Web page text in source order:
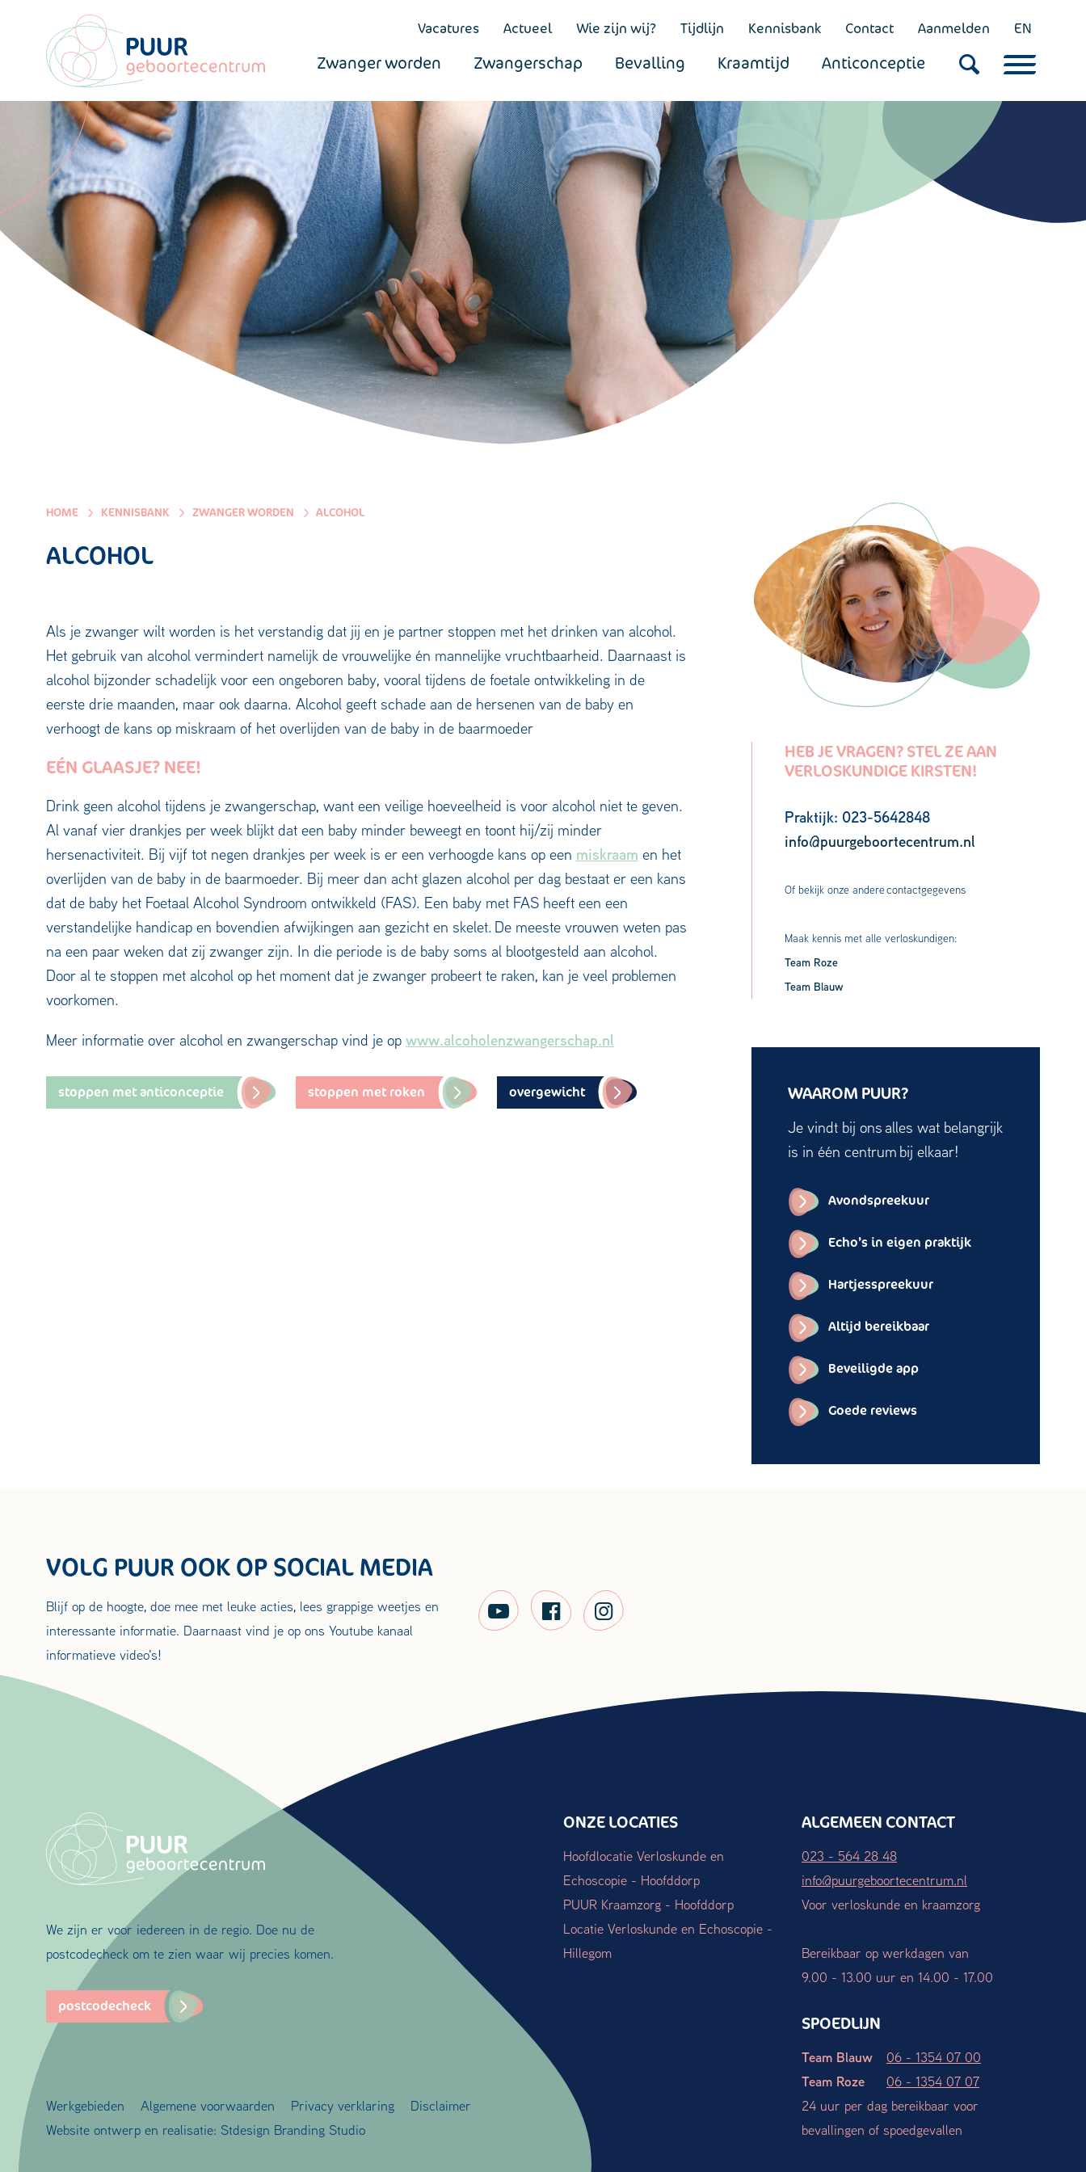
Vacatures Actueel Wie zijn wij? Tijdlijn Kennisbank Contact Aanmelden EN
Zwanger worden Zwangerschap Bevalling Kraamtijd Anticonceptie
HOME KENNISBANK ZWANGER WORDEN ALCOHOL
ALCOHOL
Als je zwanger wilt worden is het verstandig dat jij en je partner stoppen met het drinken van alcohol.
Het gebruik van alcohol vermindert namelijk de vrouwelijke én mannelijke vruchtbaarheid. Daarnaast is
alcohol bijzonder schadelijk voor een ongeboren baby, vooral tijdens de foetale ontwikkeling in de
eerste drie maanden, maar ook daarna. Alcohol geeft schade aan de hersenen van de baby en
verhoogt de kans op miskraam of het overlijden van de baby in de baarmoeder
EÉN GLAASJE? NEE!
Drink geen alcohol tijdens je zwangerschap, want een veilige hoeveelheid is voor alcohol niet te geven.
Al vanaf vier drankjes per week blijkt dat een baby minder beweegt en toont hij/zij minder
hersenactiviteit. Bij vijf tot negen drankjes per week is er een verhoogde kans op een miskraam en het
overlijden van de baby in de baarmoeder. Bij meer dan acht glazen alcohol per dag bestaat er een kans
dat de baby het Foetaal Alcohol Syndroom ontwikkeld (FAS). Een baby met FAS heeft een een
verstandelijke handicap en bovendien afwijkingen aan gezicht en skelet. De meeste vrouwen weten pas
na een paar weken dat zij zwanger zijn. In die periode is de baby soms al blootgesteld aan alcohol.
Door al te stoppen met alcohol op het moment dat je zwanger probeert te raken, kan je veel problemen
voorkomen.
Meer informatie over alcohol en zwangerschap vind je op www.alcoholenzwangerschap.nl
stoppen met anticonceptie stoppen met roken overgewicht
HEB JE VRAGEN? STEL ZE AAN
VERLOSKUNDIGE KIRSTEN!
Praktijk: 023-5642848
info@puurgeboortecentrum.nl
Of bekijk onze anderecontactgegevens
Maak kennis met alle verloskundigen:
Team Roze
Team Blauw
WAAROM PUUR?
Je vindt bij ons alles wat belangrijk
is in één centrum bij elkaar!
Avondspreekuur
Echo’s in eigen praktijk
Hartjesspreekuur
Altijd bereikbaar
Beveiligde app
Goede reviews
VOLG PUUR OOK OP SOCIAL MEDIA
Blijf op de hoogte, doe mee met leuke acties, lees grappige weetjes en
interessante informatie. Daarnaast vind je op ons Youtube kanaal
informatieve video's!
We zijn er voor iedereen in de regio. Doe nu de
postcodecheck om te zien waar wij precies komen.
postcodecheck
ONZE LOCATIES
Hoofdlocatie Verloskunde en
Echoscopie - Hoofddorp
PUUR Kraamzorg - Hoofddorp
Locatie Verloskunde en Echoscopie -
Hillegom
ALGEMEEN CONTACT
023 - 564 28 48
info@puurgeboortecentrum.nl
Voor verloskunde en kraamzorg
Bereikbaar op werkdagen van
9.00 - 13.00 uur en 14.00 - 17.00
SPOEDLIJN
Team Blauw 06 - 1354 07 00
Team Roze
06 - 1354 07 07
24 uur per dag bereikbaar voor
bevallingen of spoedgevallen
Werkgebieden Algemene voorwaarden Privacy verklaring
Disclaimer
Website ontwerp en realisatie: Stdesign Branding Studio